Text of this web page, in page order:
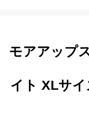
モアアップ
イト XLサイ